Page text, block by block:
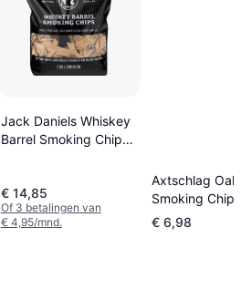
Jack Daniels Whiskey
Barrel Smoking Chips
€ 14,85
Of 3 betalingen van
€ 4,95/mnd.
Axtschlag Oak
Smoking
€ 6,98